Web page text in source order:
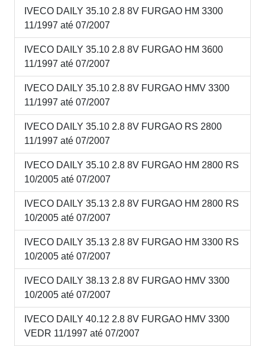
IVECO DAILY 35.10 2.8 8V FURGAO HM 3300
11/1997 até 07/2007
IVECO DAILY 35.10 2.8 8V FURGAO HM 3600
11/1997 até 07/2007
IVECO DAILY 35.10 2.8 8V FURGAO HMV 3300
11/1997 até 07/2007
IVECO DAILY 35.10 2.8 8V FURGAO RS 2800
11/1997 até 07/2007
IVECO DAILY 35.10 2.8 8V FURGAO HM 2800 RS
10/2005 até 07/2007
IVECO DAILY 35.13 2.8 8V FURGAO HM 2800 RS
10/2005 até 07/2007
IVECO DAILY 35.13 2.8 8V FURGAO HM 3300 RS
10/2005 até 07/2007
IVECO DAILY 38.13 2.8 8V FURGAO HMV 3300
10/2005 até 07/2007
IVECO DAILY 40.12 2.8 8V FURGAO HMV 3300
VEDR 11/1997 até 07/2007